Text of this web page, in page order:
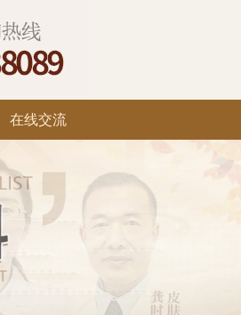
在线交流